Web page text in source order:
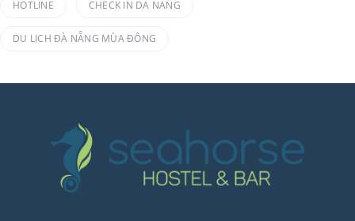
HOTLINE CHECK IN DA NANG
DU LỊCH ĐÀ NẴNG MÙA ĐÔNG